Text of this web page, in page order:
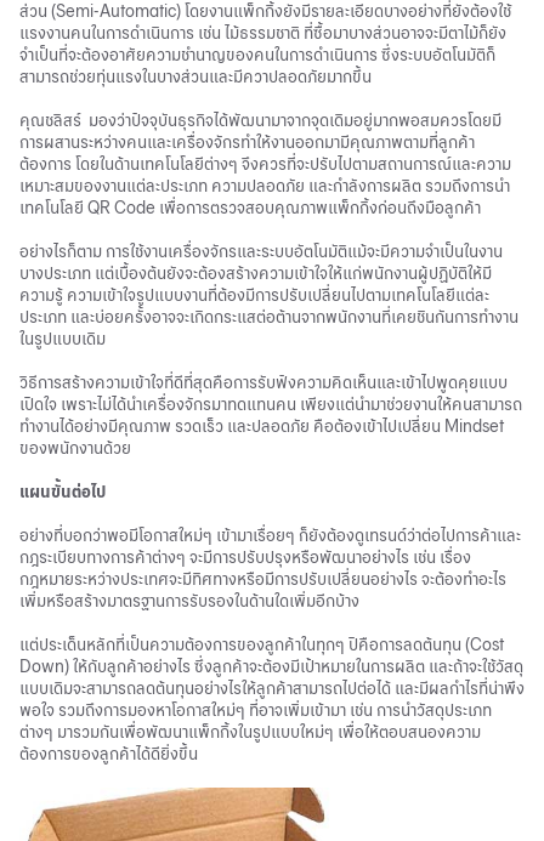
ส่วน (Semi-Automatic) โดยงานแพ็กกิ้งยังมีรายละเอียดบางอย่างที่ยังต้องใช้
แรงงานคนในการดำเนินการ เช่น ไม้ธรรมชาติ ที่ซื้อมาบางส่วนอาจจะมีตาไม้ก็ยัง
จำเป็นที่จะต้องอาศัยความชำนาญของคนในการดำเนินการ ซึ่งระบบอัตโนมัติก็
สามารถช่วยทุ่นแรงในบางส่วนและมีควาปลอดภัยมากขึ้น
คุณชลิสร์ มองว่าปัจจุบันธุรกิจได้พัฒนามาจากจุดเดิมอยู่มากพอสมควรโดยมี
การผสานระหว่างคนและเครื่องจักรทำให้งานออกมามีคุณภาพตามที่ลูกค้า
ต้องการ โดยในด้านเทคโนโลยีต่างๆ จึงควรที่จะปรับไปตามสถานการณ์และความ
เหมาะสมของงานแต่ละประเภท ความปลอดภัย และกำลังการผลิต รวมถึงการนำ
เทคโนโลยี QR Code เพื่อการตรวจสอบคุณภาพแพ็กกิ้งก่อนถึงมือลูกค้า
อย่างไรก็ตาม การใช้งานเครื่องจักรและระบบอัตโนมัติแม้จะมีความจำเป็นในงาน
บางประเภท แต่เบื้องต้นยังจะต้องสร้างความเข้าใจให้แก่พนักงานผู้ปฏิบัติให้มี
ความรู้ ความเข้าใจรูปแบบงานที่ต้องมีการปรับเปลี่ยนไปตามเทคโนโลยีแต่ละ
ประเภท และบ่อยครั้งอาจจะเกิดกระแสต่อต้านจากพนักงานที่เคยชินกันการทำงาน
ในรูปแบบเดิม
วิธีการสร้างความเข้าใจที่ดีที่สุดคือการรับฟังความคิดเห็นและเข้าไปพูดคุยแบบ
เปิดใจ เพราะไม่ได้นำเครื่องจักรมาทดแทนคน เพียงแต่นำมาช่วยงานให้คนสามารถ
ทำงานได้อย่างมีคุณภาพ รวดเร็ว และปลอดภัย คือต้องเข้าไปเปลี่ยน Mindset
ของพนักงานด้วย
แผนขั้นต่อไป
อย่างที่บอกว่าพอมีโอกาสใหม่ๆ เข้ามาเรื่อยๆ ก็ยังต้องดูเทรนด์ว่าต่อไปการค้าและ
กฎระเบียบทางการค้าต่างๆ จะมีการปรับปรุงหรือพัฒนาอย่างไร เช่น เรื่อง
กฎหมายระหว่างประเทศจะมีทิศทางหรือมีการปรับเปลี่ยนอย่างไร จะต้องทำอะไร
เพิ่มหรือสร้างมาตรฐานการรับรองในด้านใดเพิ่มอีกบ้าง
แต่ประเด็นหลักที่เป็นความต้องการของลูกค้าในทุกๆ ปีคือการลดต้นทุน (Cost
Down) ให้กับลูกค้าอย่างไร ซึ่งลูกค้าจะต้องมีเป้าหมายในการผลิต และถ้าจะใช้วัสดุ
แบบเดิมจะสามารถลดต้นทุนอย่างไรให้ลูกค้าสามารถไปต่อได้ และมีผลกำไรที่น่าพึง
พอใจ รวมถึงการมองหาโอกาสใหม่ๆ ที่อาจเพิ่มเข้ามา เช่น การนำวัสดุประเภท
ต่างๆ มารวมกันเพื่อพัฒนาแพ็กกิ้งในรูปแบบใหม่ๆ เพื่อให้ตอบสนองความ
ต้องการของลูกค้าได้ดียิ่งขึ้น